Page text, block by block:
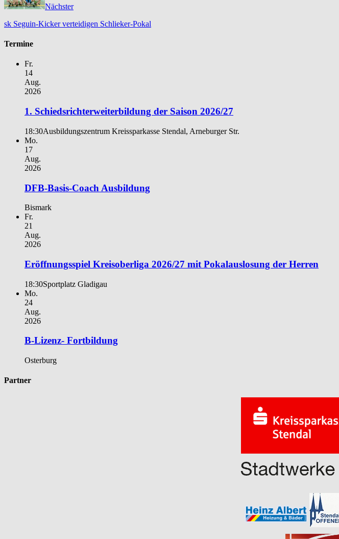
Nächster
sk Seguin-Kicker verteidigen Schlieker-Pokal
Termine
Fr.
14
Aug.
2026
1. Schiedsrichterweiterbildung der Saison 2026/27
18:30Ausbildungszentrum Kreissparkasse Stendal, Arneburger Str.
Mo.
17
Aug.
2026
DFB-Basis-Coach Ausbildung
Bismark
Fr.
21
Aug.
2026
Eröffnungsspiel Kreisoberliga 2026/27 mit Pokalauslosung der Herren
18:30Sportplatz Gladigau
Mo.
24
Aug.
2026
B-Lizenz- Fortbildung
Osterburg
Partner